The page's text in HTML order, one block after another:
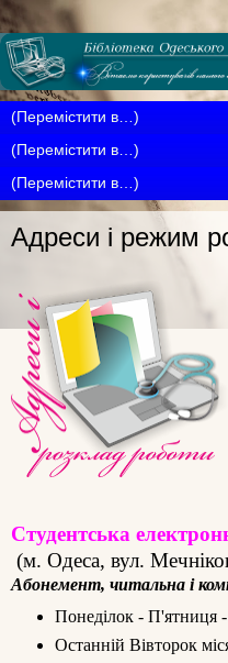
Адреси і режим
Студентська
(м. Одеса, вул.
Абонемент, читальна і
Понеділок - П'ятниця
Останній Вівторок